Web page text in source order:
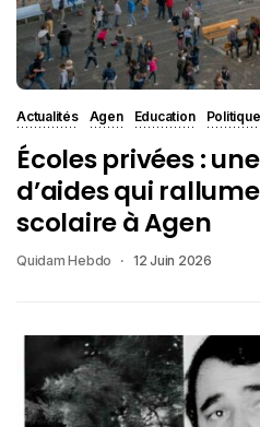
Actualités Agen Education Politique
Écoles privées :
d’aides qui
scolaire à Agen
Quidam Hebdo 12 Juin 2026